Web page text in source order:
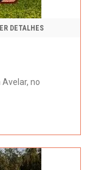
DETALHES
no